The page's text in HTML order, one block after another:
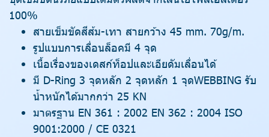
100%
สายเข็มขัดสีส้ม-เทา สายกว้าง 45 mm. 70g/m.
รูปแบบการเลื่อนล็อคมี 4 จุด
เนื้อเรื่องของเดสก์ท็อปและเอียดัมเลื่อนได้
มี D-Ring 3 จุดหลัก 2 จุดหลัก 1 จุดWEBBING รับ
น้ำหนักได้มากกว่า 25 KN
มาตรฐาน EN 361 : 2002 EN 362 : 2004 ISO
9001:2000 / CE 0321